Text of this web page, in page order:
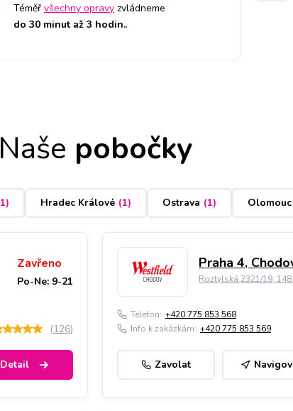
Téměř všechny opravy zvládneme
do 30 minut až 3 hodin..
Naše pobočky
1) Hradec Králové (1) Ostrava (1) Olomouc
Zavřeno
Po-Ne: 9-21
(126)
Detail
Praha 4,
Roztylská 2321/19,
Telefon: +420 775 853 568
Info k zakázkám: +420 775 853 569
Zavolat